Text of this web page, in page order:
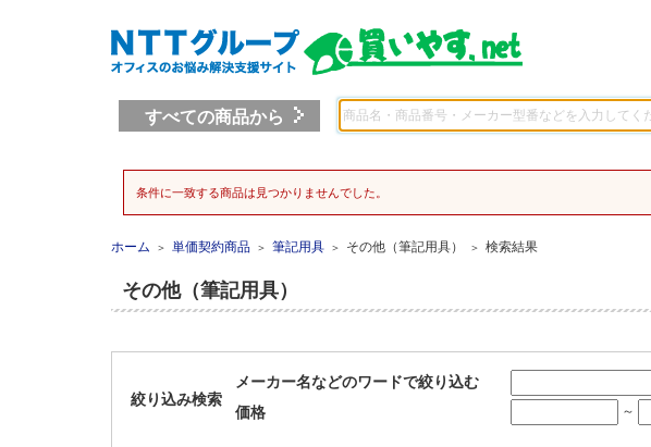
すべての商品から
条件に一致する商品は見つかりませんでした。
ホーム ＞ 単価契約商品 ＞ 筆記用具 ＞ その他（筆記用具） ＞ 検索結果
その他（筆記用具）
絞り込み検索
メーカー名などのワードで絞り込む
価格
～